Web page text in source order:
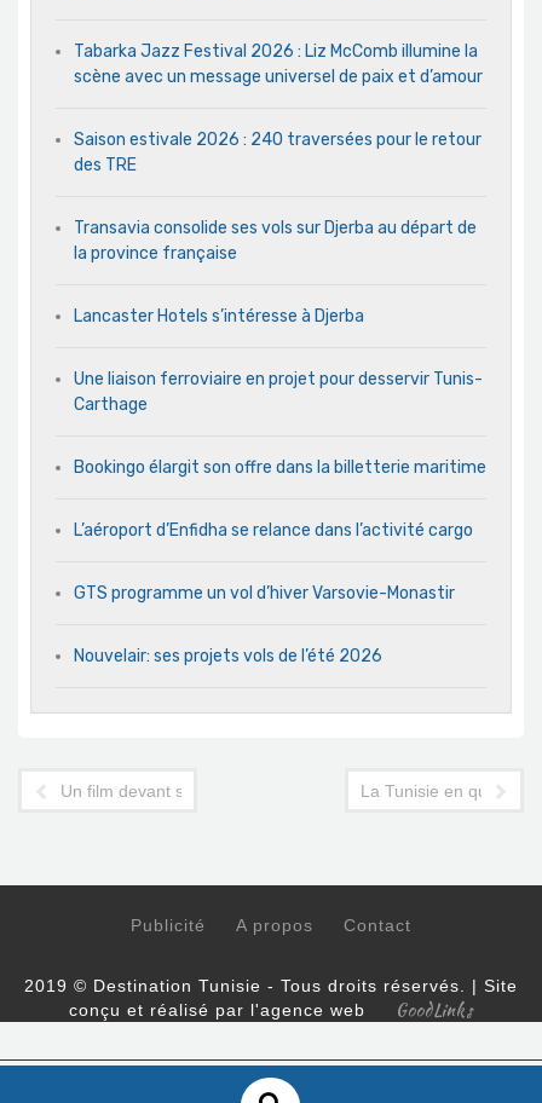
Tabarka Jazz Festival 2026 : Liz McComb illumine la
scène avec un message universel de paix et d’amour
Saison estivale 2026 : 240 traversées pour le retour
des TRE
Transavia consolide ses vols sur Djerba au départ de
la province française
Lancaster Hotels s’intéresse à Djerba
Une liaison ferroviaire en projet pour desservir Tunis-
Carthage
Bookingo élargit son offre dans la billetterie maritime
L’aéroport d’Enfidha se relance dans l’activité cargo
GTS programme un vol d’hiver Varsovie-Monastir
Nouvelair: ses projets vols de l’été 2026
Un film devant servir le tourisme vire à la polémique
La Tunisie en quête
Publicité A propos Contact
2019 © Destination Tunisie - Tous droits réservés. | Site
conçu et réalisé par l'agence web
GoodLinks